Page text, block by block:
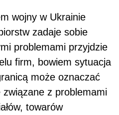
wojny w Ukrainie
zadaje sobie
problemami przyjdzie
firm, bowiem sytuacja
może oznaczać
z problemami
towarów